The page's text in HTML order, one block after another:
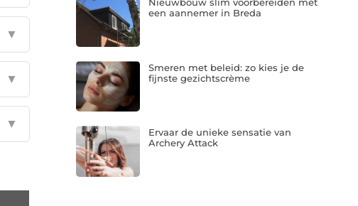
▼
▼
▼
een aannemer in Breda
Smeren met beleid: zo kies je de
fijnste gezichtscrème
Ervaar de unieke sensatie van
Archery Attack